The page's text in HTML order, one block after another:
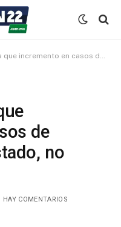
en casos de COVID-19 en el estado, no debe alarmar
de
no
HAY COMENTARIOS